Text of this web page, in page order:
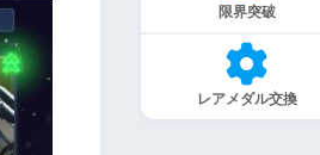
限界突破
レアメダル交換